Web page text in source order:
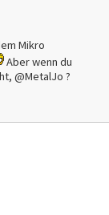
Mikro
Aber wenn du
@MetalJo ?